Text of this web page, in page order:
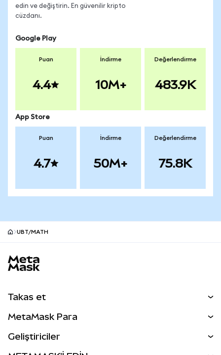
edin ve değiştirin. En güvenilir kripto
cüzdanı.
Google Play
Puan
4.4
İndirme
10M+
Değerlendirme
483.9K
App Store
Puan
4.7
İndirme
50M+
Değerlendirme
75.8K
UBT/MATH
Takas et
Perps
MetaMask Para
Geliştiriciler